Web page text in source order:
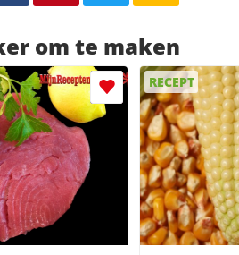
om te maken
RECEPT